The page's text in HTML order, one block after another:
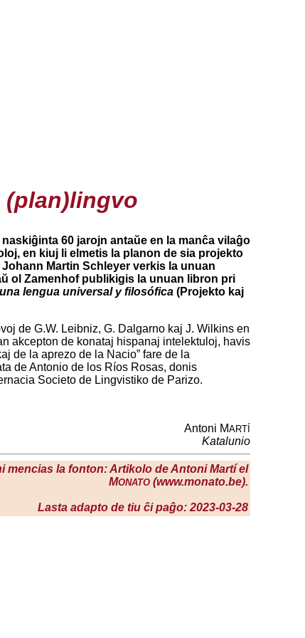
(plan)lingvo
60 jarojn antaŭe en la manĉa vilaĝo
en kiuj li elmetis la planon de sia projekto
Martin Schleyer verkis la unuan
ol Zamenhof publikigis la unuan libron pri
lengua universal y filosófica(Projekto kaj
de G.W. Leibniz, G. Dalgarno kaj J. Wilkins en
akcepton de konataj hispanaj intelektuloj, havis
de la aprezo de la Nacio” fare de la
de Antonio de los Ríos Rosas, donis
Societo de Lingvistiko de Parizo.
Antoni MARTÍ
Katalunio
la fonton: Artikolo de Antoni Martí el
MONATO(www.monato.be).
Lasta adapto de tiu ĉi paĝo: 2023-03-28